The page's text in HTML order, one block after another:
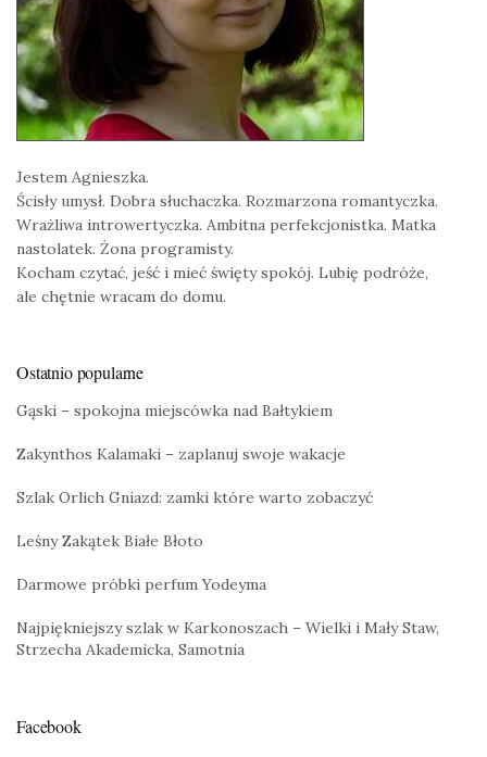
Jestem Agnieszka.
Ścisły umysł. Dobra słuchaczka. Rozmarzona romantyczka.
Wrażliwa introwertyczka. Ambitna perfekcjonistka. Matka
nastolatek. Żona programisty.
Kocham czytać, jeść i mieć święty spokój. Lubię podróże,
ale chętnie wracam do domu.
Ostatnio popularne
Gąski – spokojna miejscówka nad Bałtykiem
Zakynthos Kalamaki – zaplanuj swoje wakacje
Szlak Orlich Gniazd: zamki które warto zobaczyć
Leśny Zakątek Białe Błoto
Darmowe próbki perfum Yodeyma
Najpiękniejszy szlak w Karkonoszach – Wielki i Mały Staw,
Strzecha Akademicka, Samotnia
Facebook